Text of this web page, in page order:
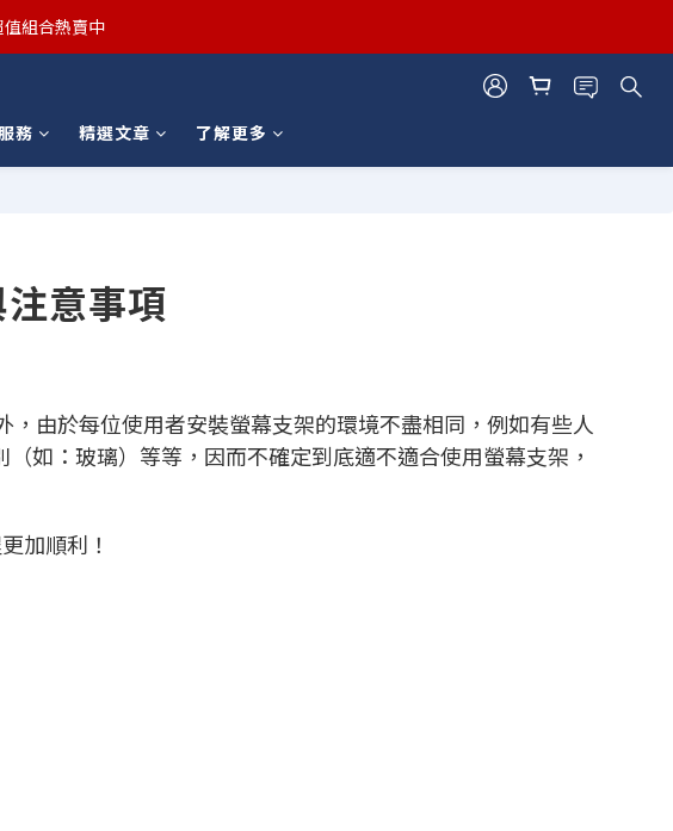
購物金補助
組合熱賣中
購物金補助
務 精選文章 了解更多
意事項
，由於每位使用者安裝螢幕支架的環境不盡相同，例如有些人
如：玻璃）等等，因而不確定到底適不適合使用螢幕支架，
加順利！